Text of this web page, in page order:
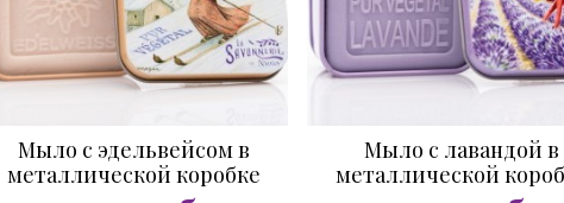
Мыло с эдельвейсом в
металлической коробке
Мыло с лавандой в
металлической